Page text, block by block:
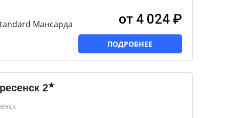
Мансарда
от 4 024 ₽
ПОДРОБНЕЕ
2★